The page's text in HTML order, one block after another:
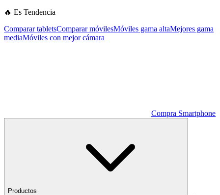
🔥 Es Tendencia
Comparar tabletsComparar móvilesMóviles gama altaMejores gama
mediaMóviles con mejor cámara
Compra Smartphone
Productos